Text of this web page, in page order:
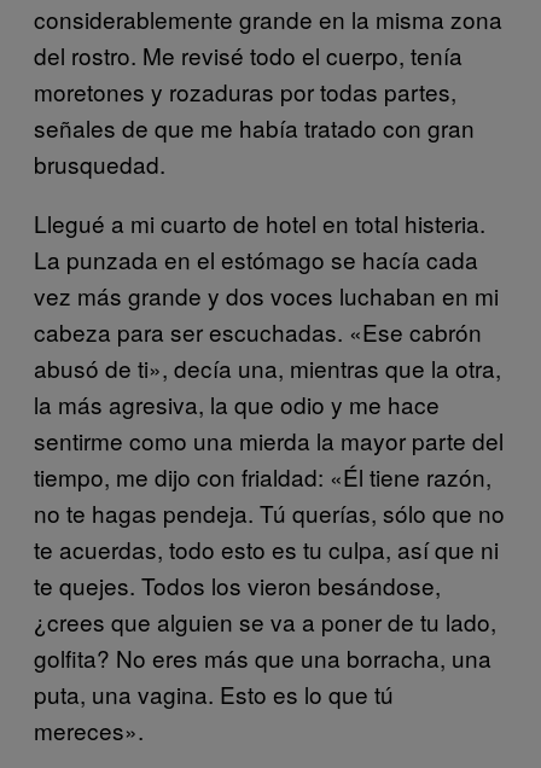
considerablemente grande en la misma zona
del rostro. Me revisé todo el cuerpo, tenía
moretones y rozaduras por todas partes,
señales de que me había tratado con gran
brusquedad.
Llegué a mi cuarto de hotel en total histeria.
La punzada en el estómago se hacía cada
vez más grande y dos voces luchaban en mi
cabeza para ser escuchadas. «Ese cabrón
abusó de ti», decía una, mientras que la otra,
la más agresiva, la que odio y me hace
sentirme como una mierda la mayor parte del
tiempo, me dijo con frialdad: «Él tiene razón,
no te hagas pendeja. Tú querías, sólo que no
te acuerdas, todo esto es tu culpa, así que ni
te quejes. Todos los vieron besándose,
¿crees que alguien se va a poner de tu lado,
golfita? No eres más que una borracha, una
puta, una vagina. Esto es lo que tú
mereces».